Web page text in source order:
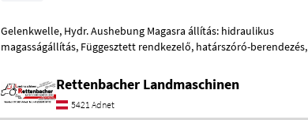
Gelenkwelle, Hydr. Aushebung Magasra állítás: hidraulikus
magasságállítás, Függesztett rendkezelő, határszóró-berendezés,
Rettenbacher Landmaschinen
5421 Adnet